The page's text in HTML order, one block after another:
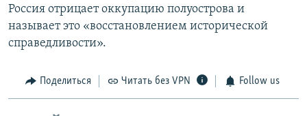
Россия отрицает оккупацию полуострова и
называет это «восстановлением исторической
справедливости».
Поделиться Читать без VPN Follow us